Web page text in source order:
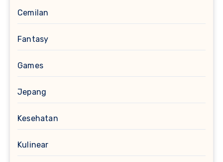
Cemilan
Fantasy
Games
Jepang
Kesehatan
Kulinear